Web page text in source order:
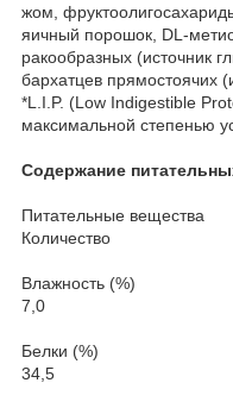
жом,
яичный порошок, DL-
ракообразных (источник
бархатцев прямостоячих
*L.I.P. (Low Indigestible
максимальной степенью
Содержание
Питательные вещества
Количество
Влажность (%)
7,0
Белки (%)
34,5